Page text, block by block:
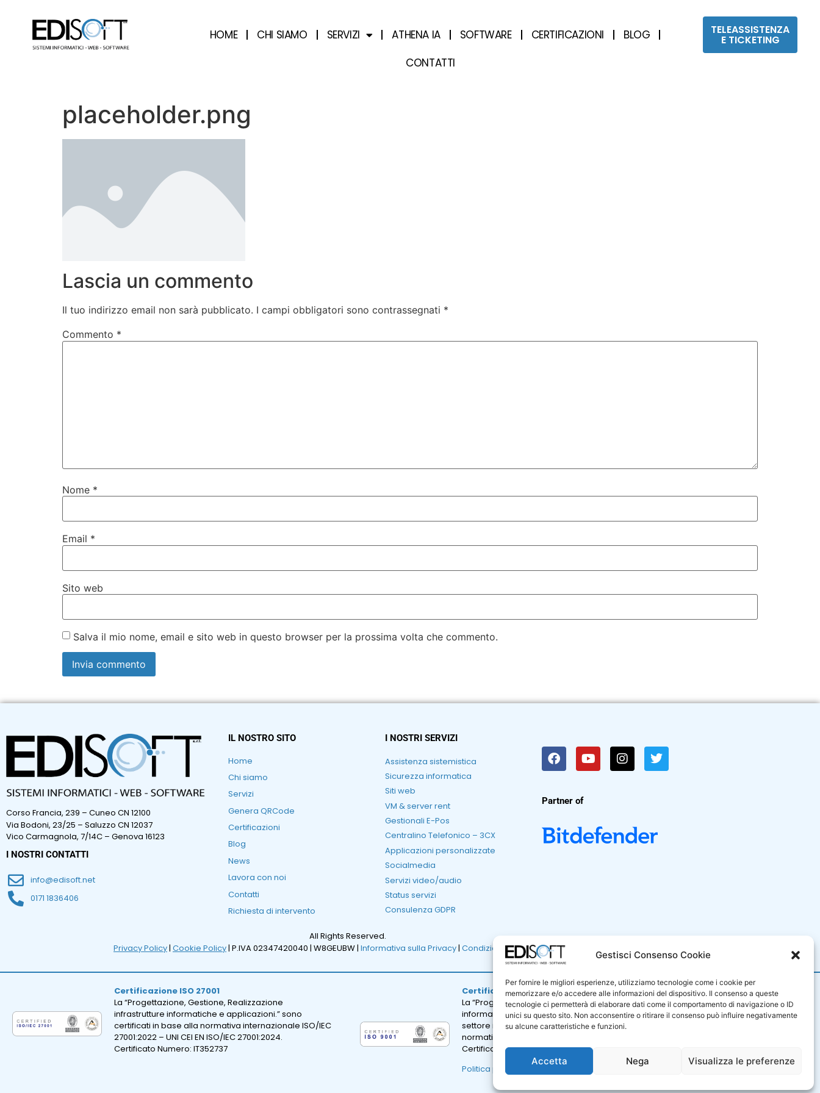
Gestisci Consenso Cookie
Per fornire le migliori esperienze, utilizziamo tecnologie come i cookie per
memorizzare e/o accedere alle informazioni del dispositivo. Il consenso a queste
tecnologie ci permetterà di elaborare dati come il comportamento di navigazione o ID
unici su questo sito. Non acconsentire o ritirare il consenso può influire negativamente
su alcune caratteristiche e funzioni.
Accetta Nega Visualizza le preferenze
HOME CHI SIAMO SERVIZI ATHENA IA SOFTWARE CERTIFICAZIONI
BLOG
CONTATTI
TELEASSISTENZA
E TICKETING
placeholder.png
Lascia un commento
Il tuo indirizzo email non sarà pubblicato. I campi obbligatori sono contrassegnati *
Commento *
Nome *
Email *
Sito web
Salva il mio nome, email e sito web in questo browser per la prossima volta che commento.
Corso Francia, 239 – Cuneo CN 12100
Via Bodoni, 23/25 – Saluzzo CN 12037
Vico Carmagnola, 7/14C – Genova 16123
I NOSTRI CONTATTI
info@edisoft.net
0171 1836406
IL NOSTRO SITO
Home
Chi siamo
Servizi
Genera QRCode
Certificazioni
Blog
News
Lavora con noi
Contatti
Richiesta di intervento
I NOSTRI SERVIZI
Assistenza sistemistica
Sicurezza informatica
Siti web
VM & server rent
Gestionali E-Pos
Centralino Telefonico – 3CX
Applicazioni personalizzate
Socialmedia
Servizi video/audio
Status servizi
Consulenza GDPR
Partner of
All Rights Reserved.
Privacy Policy| Cookie Policy| P.IVA 02347420040 | W8GEUBW | Informativa sulla Privacy| Condizioni Generali di Vendita
Certificazione ISO 27001
La “Progettazione, Gestione, Realizzazione
infrastrutture informatiche e applicazioni.” sono
certificati in base alla normativa internazionale ISO/IEC
27001:2022 – UNI CEI EN ISO/IEC 27001:2024.
Certificato Numero: IT352737
Certificazione ISO 9001
La “Progettazione e sviluppo di sistemi e prodotti
informatici; erogazione di servizi professionali nel
settore informatico.” sono certificati in base alla
normativa internazionale UNI ENI ISO 9001:2015.
Certificato Numero: IT325172
Politica per la qualità